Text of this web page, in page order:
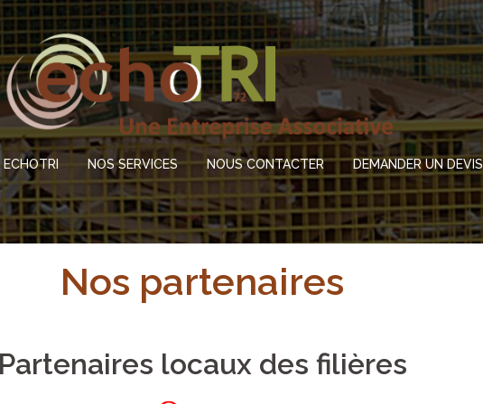
ECHOTRI NOS SERVICES NOUS CONTACTER DEMANDER UN DEVIS
Nos partenaires
Partenaires locaux des filières